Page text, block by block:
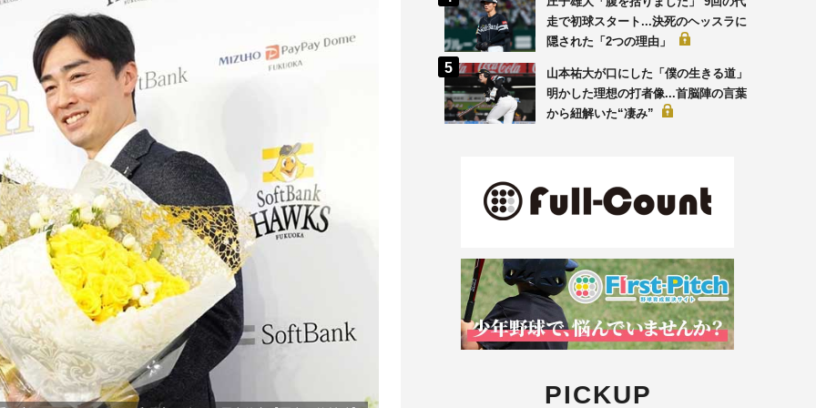
走で初球スタート...決死のヘッスラに
隠された「2つの理由」
山本祐大が口にした「僕の生きる道」
明かした理想の打者像...首脳陣の言葉
から紐解いた“凄み”
PICKUP